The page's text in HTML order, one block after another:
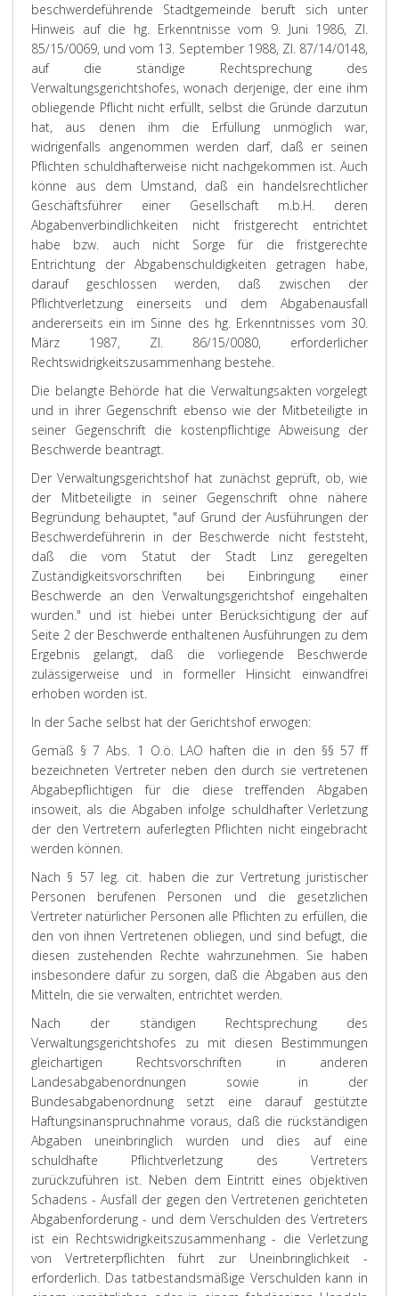
beschwerdeführende Stadtgemeinde beruft sich unter
Hinweis auf die hg. Erkenntnisse vom 9. Juni 1986, Zl.
85/15/0069, und vom 13. September 1988, Zl. 87/14/0148,
auf die ständige Rechtsprechung des
Verwaltungsgerichtshofes, wonach derjenige, der eine ihm
obliegende Pflicht nicht erfüllt, selbst die Gründe darzutun
hat, aus denen ihm die Erfüllung unmöglich war,
widrigenfalls angenommen werden darf, daß er seinen
Pflichten schuldhafterweise nicht nachgekommen ist. Auch
könne aus dem Umstand, daß ein handelsrechtlicher
Geschäftsführer einer Gesellschaft m.b.H. deren
Abgabenverbindlichkeiten nicht fristgerecht entrichtet
habe bzw. auch nicht Sorge für die fristgerechte
Entrichtung der Abgabenschuldigkeiten getragen habe,
darauf geschlossen werden, daß zwischen der
Pflichtverletzung einerseits und dem Abgabenausfall
andererseits ein im Sinne des hg. Erkenntnisses vom 30.
März 1987, Zl. 86/15/0080, erforderlicher
Rechtswidrigkeitszusammenhang bestehe.
Die belangte Behörde hat die Verwaltungsakten vorgelegt
und in ihrer Gegenschrift ebenso wie der Mitbeteiligte in
seiner Gegenschrift die kostenpflichtige Abweisung der
Beschwerde beantragt.
Der Verwaltungsgerichtshof hat zunächst geprüft, ob, wie
der Mitbeteiligte in seiner Gegenschrift ohne nähere
Begründung behauptet, "auf Grund der Ausführungen der
Beschwerdeführerin in der Beschwerde nicht feststeht,
daß die vom Statut der Stadt Linz geregelten
Zuständigkeitsvorschriften bei Einbringung einer
Beschwerde an den Verwaltungsgerichtshof eingehalten
wurden." und ist hiebei unter Berücksichtigung der auf
Seite 2 der Beschwerde enthaltenen Ausführungen zu dem
Ergebnis gelangt, daß die vorliegende Beschwerde
zulässigerweise und in formeller Hinsicht einwandfrei
erhoben worden ist.
In der Sache selbst hat der Gerichtshof erwogen:
Gemäß § 7 Abs. 1 O.ö. LAO haften die in den §§ 57 ff
bezeichneten Vertreter neben den durch sie vertretenen
Abgabepflichtigen für die diese treffenden Abgaben
insoweit, als die Abgaben infolge schuldhafter Verletzung
der den Vertretern auferlegten Pflichten nicht eingebracht
werden können.
Nach § 57 leg. cit. haben die zur Vertretung juristischer
Personen berufenen Personen und die gesetzlichen
Vertreter natürlicher Personen alle Pflichten zu erfüllen, die
den von ihnen Vertretenen obliegen, und sind befugt, die
diesen zustehenden Rechte wahrzunehmen. Sie haben
insbesondere dafür zu sorgen, daß die Abgaben aus den
Mitteln, die sie verwalten, entrichtet werden.
Nach der ständigen Rechtsprechung des
Verwaltungsgerichtshofes zu mit diesen Bestimmungen
gleichartigen Rechtsvorschriften in anderen
Landesabgabenordnungen sowie in der
Bundesabgabenordnung setzt eine darauf gestützte
Haftungsinanspruchnahme voraus, daß die rückständigen
Abgaben uneinbringlich wurden und dies auf eine
schuldhafte Pflichtverletzung des Vertreters
zurückzuführen ist. Neben dem Eintritt eines objektiven
Schadens - Ausfall der gegen den Vertretenen gerichteten
Abgabenforderung - und dem Verschulden des Vertreters
ist ein Rechtswidrigkeitszusammenhang - die Verletzung
von Vertreterpflichten führt zur Uneinbringlichkeit -
erforderlich. Das tatbestandsmäßige Verschulden kann in